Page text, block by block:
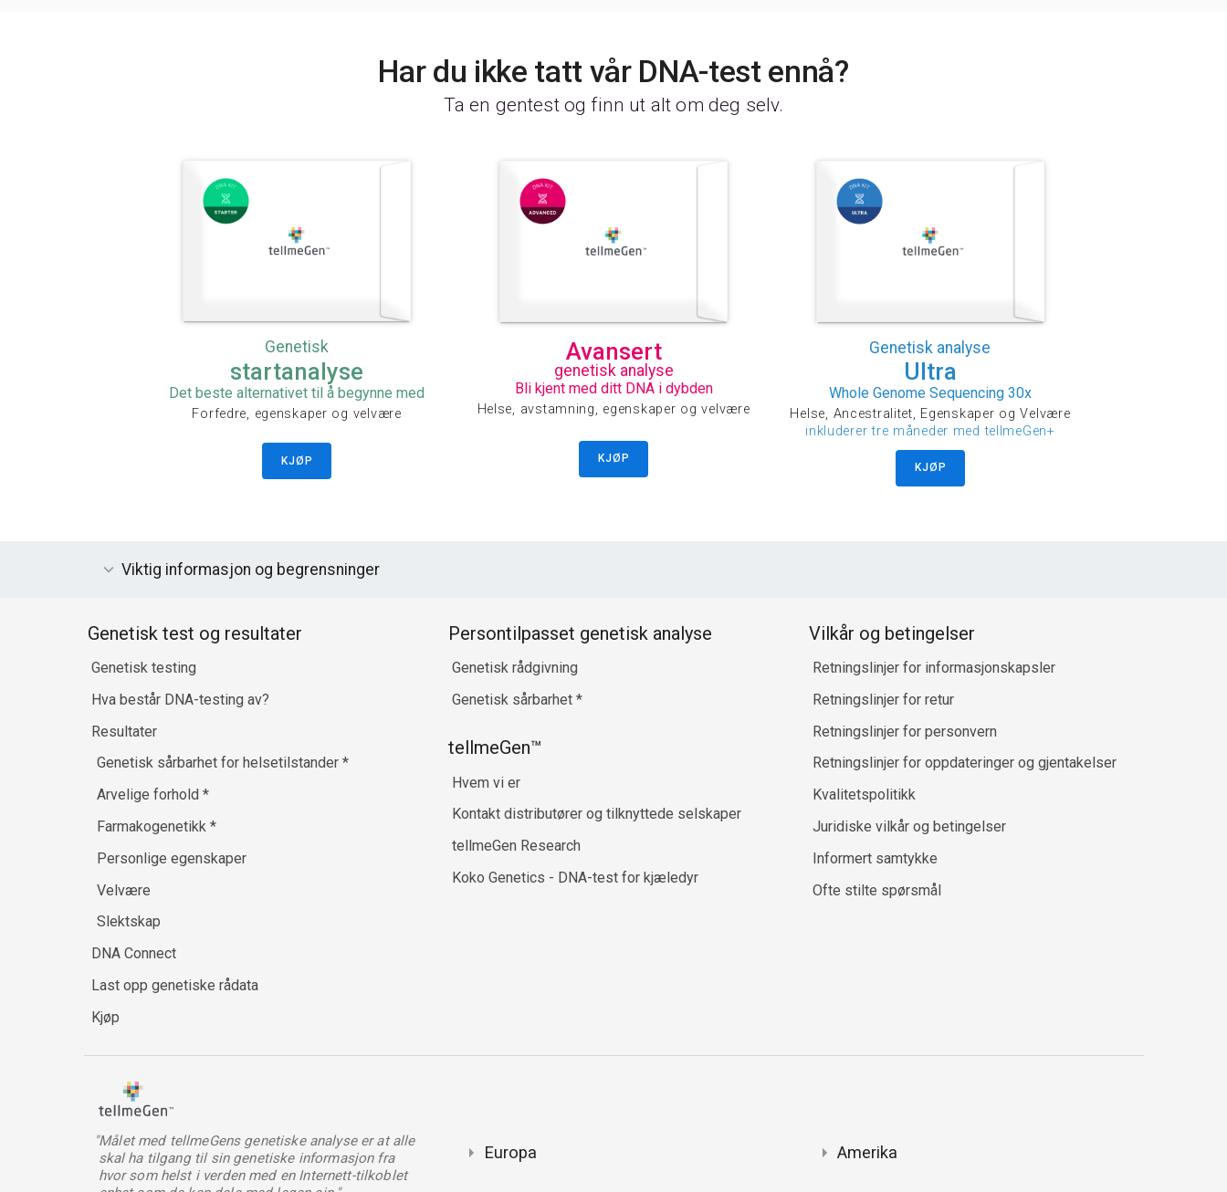
Har du ikke tatt vår DNA-test ennå?
Ta en gentest og finn ut alt om deg selv.
Genetisk
startanalyse
Det beste alternativet til å begynne med
Forfedre, egenskaper og velvære
KJØP
Avansert
genetisk analyse
Bli kjent med ditt DNA i dybden
Helse, avstamning, egenskaper og velvære
KJØP
Genetisk analyse
Ultra
Whole Genome Sequencing 30x
Helse, Ancestralitet, Egenskaper og Velvære
inkluderer tre måneder med tellmeGen+
KJØP
Viktig informasjon og begrensninger
Genetisk test og resultater
Genetisk testing
Hva består DNA-testing av?
Resultater
Genetisk sårbarhet for helsetilstander *
Arvelige forhold *
Farmakogenetikk *
Personlige egenskaper
Velvære
Slektskap
DNA Connect
Last opp genetiske rådata
Kjøp
Persontilpasset genetisk analyse
Genetisk rådgivning
Genetisk sårbarhet *
tellmeGen™
Hvem vi er
Kontakt distributører og tilknyttede selskaper
tellmeGen Research
Koko Genetics - DNA-test for kjæledyr
Vilkår og betingelser
Retningslinjer for informasjonskapsler
Retningslinjer for retur
Retningslinjer for personvern
Retningslinjer for oppdateringer og gjentakelser
Kvalitetspolitikk
Juridiske vilkår og betingelser
Informert samtykke
Ofte stilte spørsmål
"Målet med tellmeGens genetiske analyse er at alle
skal ha tilgang til sin genetiske informasjon fra
hvor som helst i verden med en Internett-tilkoblet
Europa Amerika